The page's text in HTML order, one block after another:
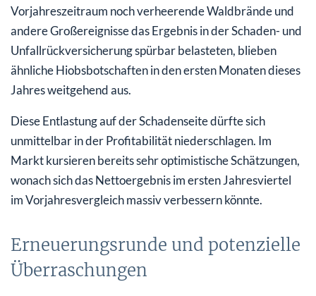
Vorjahreszeitraum noch verheerende Waldbrände und
andere Großereignisse das Ergebnis in der Schaden- und
Unfallrückversicherung spürbar belasteten, blieben
ähnliche Hiobsbotschaften in den ersten Monaten dieses
Jahres weitgehend aus.
Diese Entlastung auf der Schadenseite dürfte sich
unmittelbar in der Profitabilität niederschlagen. Im
Markt kursieren bereits sehr optimistische Schätzungen,
wonach sich das Nettoergebnis im ersten Jahresviertel
im Vorjahresvergleich massiv verbessern könnte.
Erneuerungsrunde und potenzielle
Überraschungen